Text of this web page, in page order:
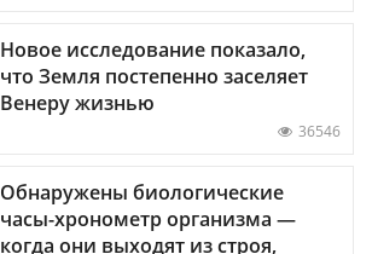
Новое исследование показало,
что Земля постепенно заселяет
Венеру жизнью
36546
Обнаружены биологические
часы-хронометр организма —
когда они выходят из строя,